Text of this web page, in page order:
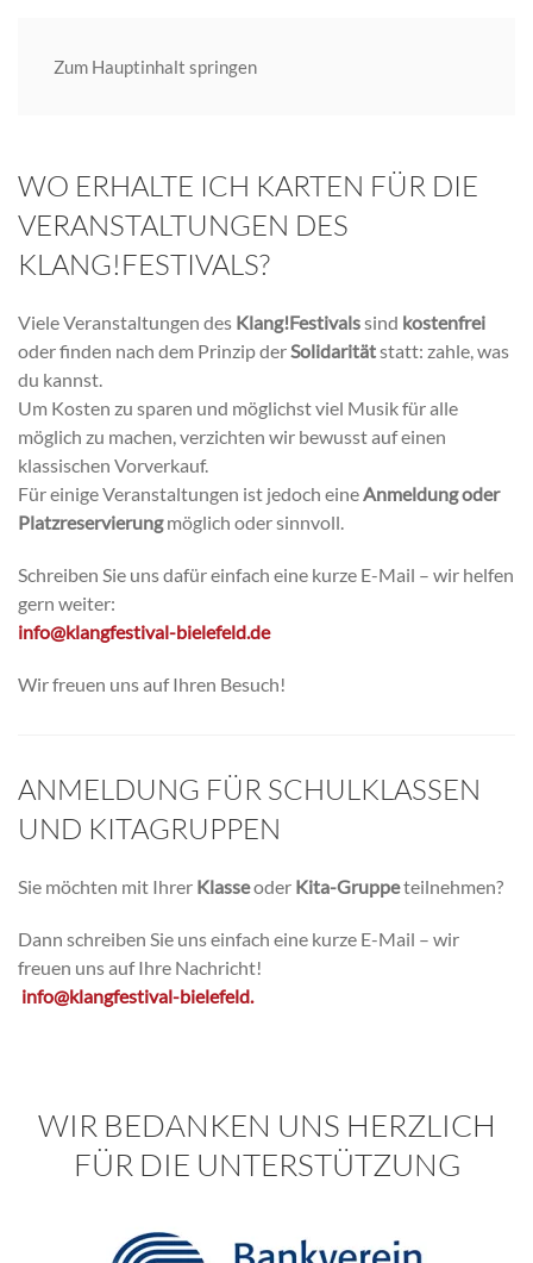
Zum Hauptinhalt springen
WO ERHALTE ICH KARTEN FÜR DIE
VERANSTALTUNGEN DES
KLANG!FESTIVALS?
Viele Veranstaltungen des Klang!Festivalssind kostenfrei
oder finden nach dem Prinzip derSolidaritätstatt: zahle, was
du kannst.
Um Kosten zu sparen und möglichst viel Musik für alle
möglich zu machen, verzichten wir bewusst auf einen
klassischen Vorverkauf.
Für einige Veranstaltungen ist jedoch eineAnmeldung oder
Platzreservierungmöglich oder sinnvoll.
Schreiben Sie uns dafür einfach eine kurze E-Mail – wir helfen
gern weiter:
info@klangfestival-bielefeld.de
Wir freuen uns auf Ihren Besuch!
ANMELDUNG FÜR SCHULKLASSEN
UND KITAGRUPPEN
Sie möchten mit Ihrer Klasseoder Kita-Gruppeteilnehmen?
Dann schreiben Sie uns einfach eine kurze E-Mail – wir
freuen uns auf Ihre Nachricht!
info@klangfestival-bielefeld.
WIR BEDANKEN UNS HERZLICH
FÜR DIE UNTERSTÜTZUNG